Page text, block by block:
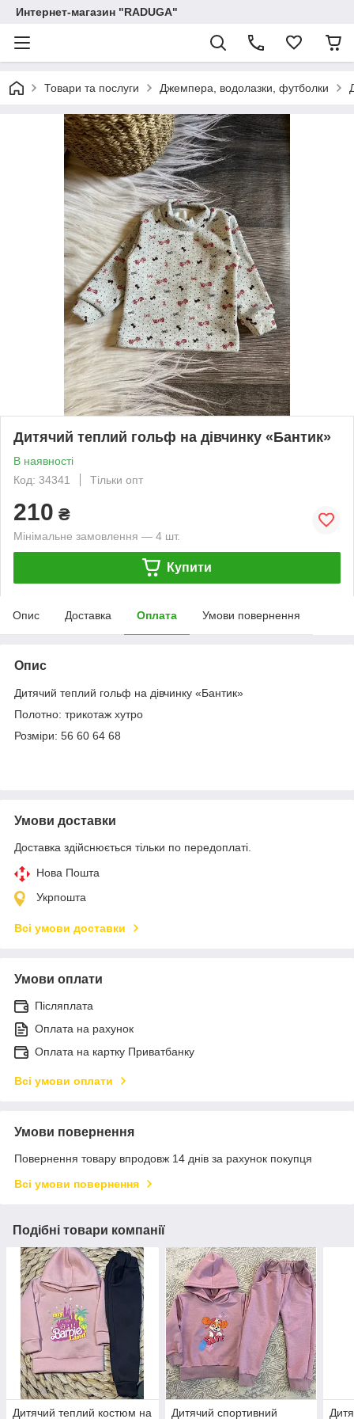
Интернет-магазин "RADUGA"
Товари та послуги Джемпера, водолазки, футболки
Дитячий теплий гольф на дівчинку «Бантик»
В наявності
Код: 34341
Тільки опт
210 ₴
Мінімальне замовлення — 4 шт.
Купити
Опис Доставка Оплата Умови повернення
Опис
Дитячий теплий гольф на дівчинку «Бантик»
Полотно: трикотаж хутро
Розміри: 56 60 64 68
Умови доставки
Доставка здійснюється тільки по передоплаті.
Нова Пошта
Укрпошта
Всі умови доставки
Умови оплати
Післяплата
Оплата на рахунок
Оплата на картку Приватбанку
Всі умови оплати
Умови повернення
Повернення товару впродовж 14 днів за рахунок покупця
Всі умови повернення
Подібні товари компанії
Дитячий теплий костюм на Дитячий спортивний